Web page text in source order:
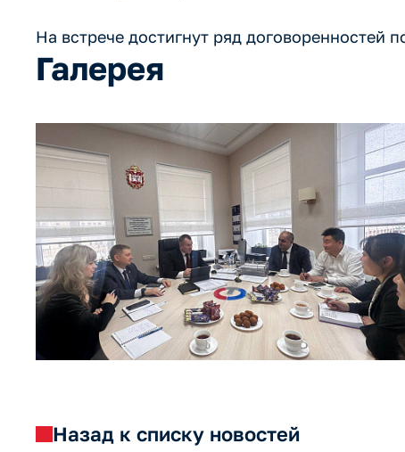
На встрече достигнут ряд договоренностей
Галерея
Назад к списку новостей